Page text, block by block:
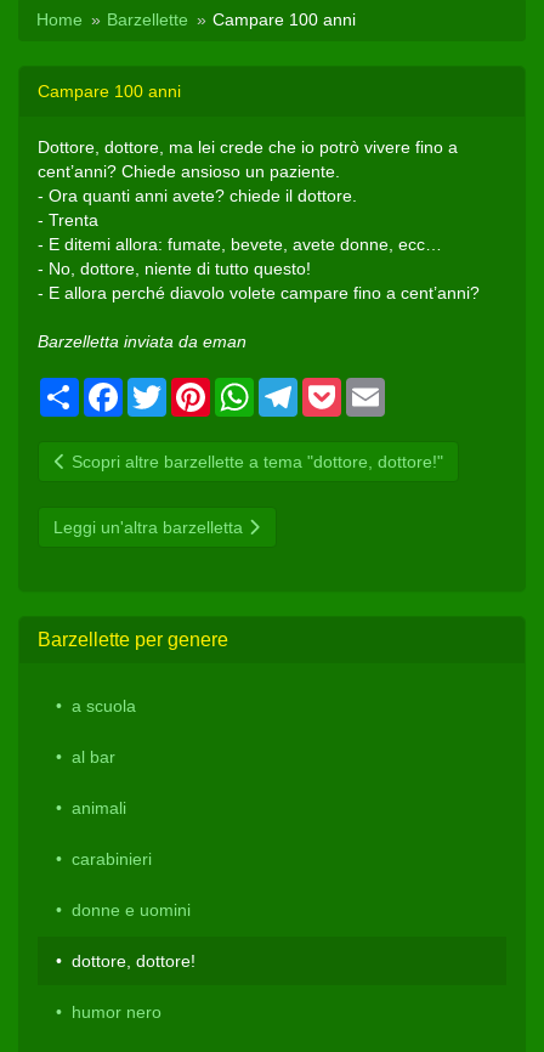
Home Barzellette Campare 100 anni
Campare 100 anni
Dottore, dottore, ma lei crede che io potrò vivere fino a
cent’anni? Chiede ansioso un paziente.
- Ora quanti anni avete? chiede il dottore.
- Trenta
- E ditemi allora: fumate, bevete, avete donne, ecc…
- No, dottore, niente di tutto questo!
- E allora perché diavolo volete campare fino a cent’anni?
Barzelletta inviata da eman
CondividiFacebook
Twitter PinterestWhatsAppTelegram
Pocket
Scopri altre barzellette a tema "dottore, dottore!"
Leggi un'altra barzelletta
Barzellette per genere
a scuola
al bar
animali
carabinieri
donne e uomini
dottore, dottore!
humor nero